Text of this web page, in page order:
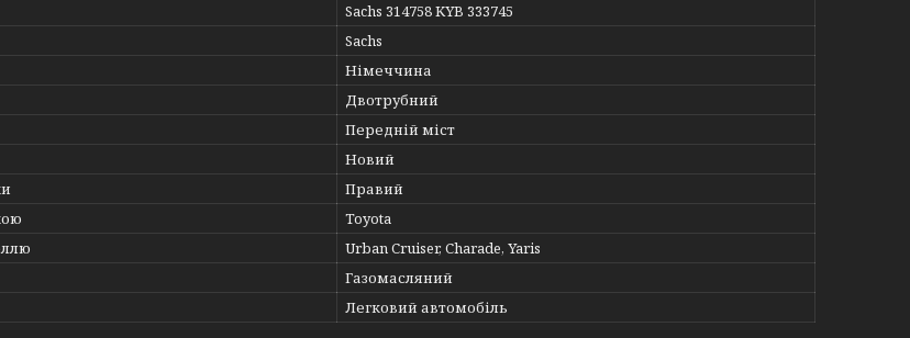
Sachs 314758 KYB 333745
Sachs
Німеччина
Двотрубний
Передній міст
Новий
Правий
Toyota
Urban Cruiser, Charade, Yaris
Газомасляний
Легковий автомобіль